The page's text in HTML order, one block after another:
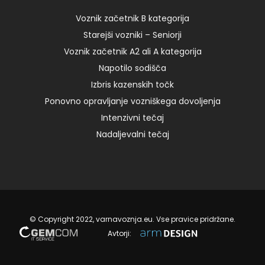
11. 07. 2022
Voznik začetnik B kategorija
Starejši vozniki – Seniorji
Voznik začetnik A2 ali A kategorija
Napotilo sodišča
Izbris kazenskih točk
Ponovno opravljanje vozniškega dovoljenja
Intenzivni tečaj
Nadaljevalni tečaj
© Copyright 2022, varnavoznja.eu. Vse pravice pridržane.
Avtorji: